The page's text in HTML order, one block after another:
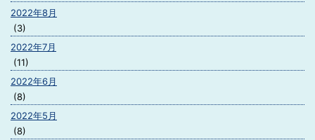
2022年8月
(3)
2022年7月
(11)
2022年6月
(8)
2022年5月
(8)